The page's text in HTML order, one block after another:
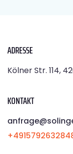
ADRESSE
Kölner Str. 114,
KONTAKT